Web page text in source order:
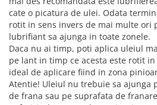
cate o picatura de ulei. Odata
rotit in sens invers de mai multe ori
lubrifiant sa ajunga in toate zonele.
Daca nu ai timp, poti aplica uleiul
pe lant in timp ce acesta este rotit
ideal de aplicare fiind in zona
Atentie! Uleiul nu trebuie sa ajunga
de frana sau pe suprafata de